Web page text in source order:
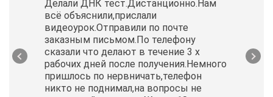
Делали ДНК тест.Дистанционно.Нам
всё объяснили,прислали
видеоурок.Отправили по почте
заказным письмом.По телефону
сказали что делают в течение 3 х
рабочих дней после получения.Немного
пришлось по нервничать,телефон
никто не поднимал,на вопросы не